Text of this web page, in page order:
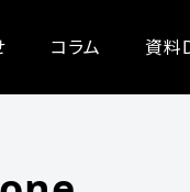
コラム 資料